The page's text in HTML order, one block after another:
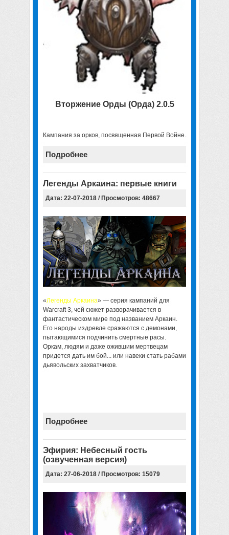
Вторжение Орды (Орда) 2.0.5
Кампания за орков, посвященная Первой Войне.
Подробнее
Легенды Аркаина: первые книги
Дата: 22-07-2018 / Просмотров: 48667
«Легенды Аркаина» — серия кампаний для
Warcraft 3, чей сюжет разворачивается в
фантастическом мире под названием Аркаин.
Его народы издревле сражаются с демонами,
пытающимися подчинить смертные расы.
Оркам, людям и даже ожившим мертвецам
придется дать им бой... или навеки стать рабами
дьявольских захватчиков.
Подробнее
Эфирия: Небесный гость
(озвученная версия)
Дата: 27-06-2018 / Просмотров: 15079